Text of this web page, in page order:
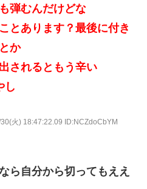
弾むんだけどな
とあります？最後に付き
か
されるともう辛い
し
火) 18:47:22.09 ID:NCZdoCbYM
ら自分から切ってもええ